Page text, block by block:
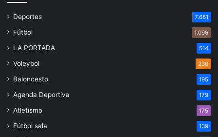
Deportes 7.681
Fútbol 1.096
LA PORTADA 514
Voleybol 230
Baloncesto 195
Agenda Deportiva 179
Atletismo 175
Fútbol sala 139